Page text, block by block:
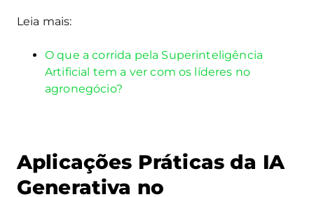
Leia mais:
O que a corrida pela Superinteligência
Artificial tem a ver com os líderes no
agronegócio?
Aplicações Práticas da IA
Generativa no